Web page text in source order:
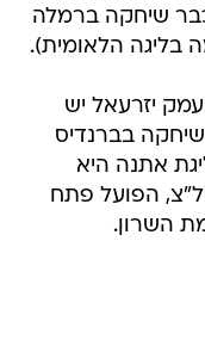
שיחקה ברמלה
יזרעאל יש
בברנדיס
אתנה היא
הפועל פתח
השרון.